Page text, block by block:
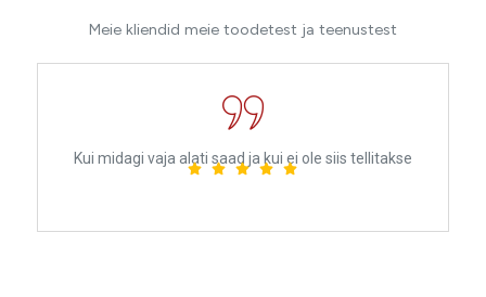
Meie kliendid meie toodetest ja teenustest
Kui midagi vaja alati saad ja kui ei ole siis tellitakse